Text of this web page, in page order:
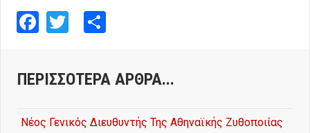
Facebook
Twitter
ΠΕΡΙΣΣΌΤΕΡΑ ΆΡΘΡΑ...
Νέος Γενικός Διευθυντής Της Αθηναϊκής Ζυθοποιίας